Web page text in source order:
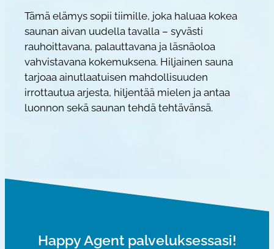
Tämä elämys sopii tiimille, joka haluaa kokea
saunan aivan uudella tavalla – syvästi
rauhoittavana, palauttavana ja läsnäoloa
vahvistavana kokemuksena. Hiljainen sauna
tarjoaa ainutlaatuisen mahdollisuuden
irrottautua arjesta, hiljentää mielen ja antaa
luonnon sekä saunan tehdä tehtävänsä.
Happy Agent palveluksessasi!